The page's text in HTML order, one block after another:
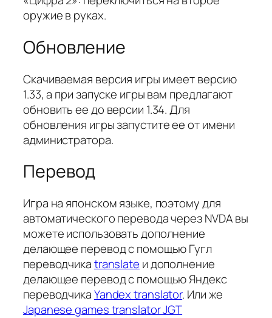
оружие в руках.
Обновление
Скачиваемая версия игры имеет версию
1.33, а при запуске игры вам предлагают
обновить ее до версии 1.34. Для
обновления игры запустите ее от имени
администратора.
Перевод
Игра на японском языке, поэтому для
автоматического перевода через NVDA вы
можете использовать дополнение
делающее перевод с помощью Гугл
переводчикаtranslate и дополнение
делающее перевод с помощью Яндекс
переводчикаYandex translator. Или же
Japanese games translator JGT